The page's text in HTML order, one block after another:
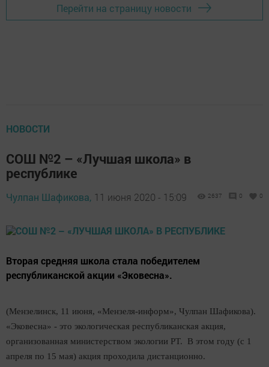
Перейти на страницу новости
НОВОСТИ
СОШ №2 – «Лучшая школа» в
республике
Чулпан Шафикова, 11 июня 2020 - 15:09 2637 0 0
Вторая средняя школа стала победителем
республиканской акции «Эковесна».
(Мензелинск, 11 июня, «Мензеля-информ», Чулпан Шафикова).
«Эковесна» - это экологическая республиканская акция,
организованная министерством экологии РТ. В этом году (с 1
апреля по 15 мая) акция проходила дистанционно.